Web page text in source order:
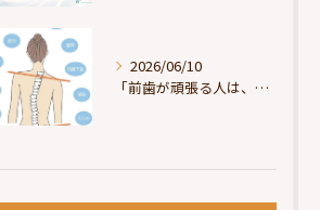
2026/06/10
「前歯が頑張る人は、だいたい疲れている」